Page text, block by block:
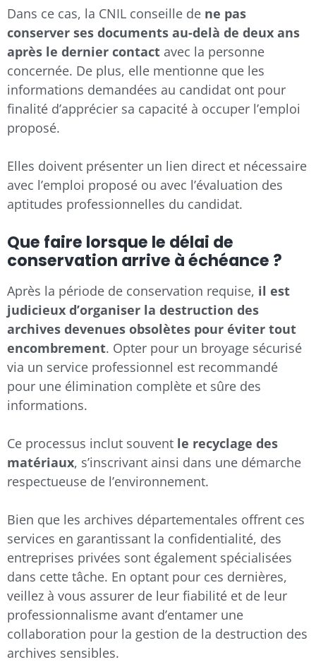
Dans ce cas, la CNIL conseille de ne pas
conserver ses documents au-delà de deux ans
après le dernier contact avec la personne
concernée. De plus, elle mentionne que les
informations demandées au candidat ont pour
finalité d’apprécier sa capacité à occuper l’emploi
proposé.
Elles doivent présenter un lien direct et nécessaire
avec l’emploi proposé ou avec l’évaluation des
aptitudes professionnelles du candidat.
Que faire lorsque le délai de
conservation arrive à échéance ?
Après la période de conservation requise, il est
judicieux d’organiser la destruction des
archives devenues obsolètes pour éviter tout
encombrement. Opter pour un broyage sécurisé
via un service professionnel est recommandé
pour une élimination complète et sûre des
informations.
Ce processus inclut souvent le recyclage des
matériaux, s’inscrivant ainsi dans une démarche
respectueuse de l’environnement.
Bien que les archives départementales offrent ces
services en garantissant la confidentialité, des
entreprises privées sont également spécialisées
dans cette tâche. En optant pour ces dernières,
veillez à vous assurer de leur fiabilité et de leur
professionnalisme avant d’entamer une
collaboration pour la gestion de la destruction des
archives sensibles.